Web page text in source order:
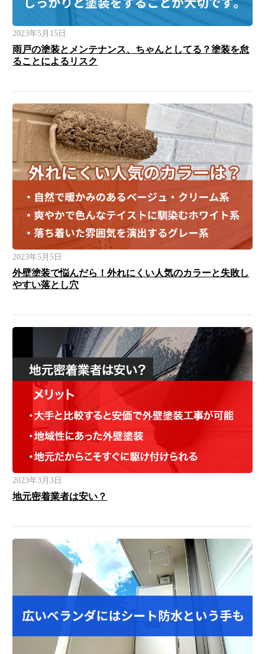
2023年5月15日
雨戸の塗装とメンテナンス、ちゃんとしてる？塗装を怠
ることによるリスク
2023年5月5日
外壁塗装で悩んだら！外れにくい人気のカラーと失敗し
やすい落とし穴
2023年3月3日
地元密着業者は安い？